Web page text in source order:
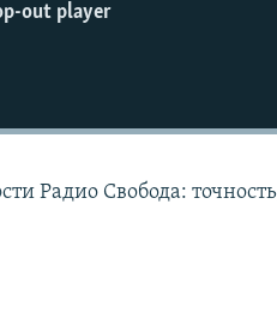
out player
Радио Свобода: